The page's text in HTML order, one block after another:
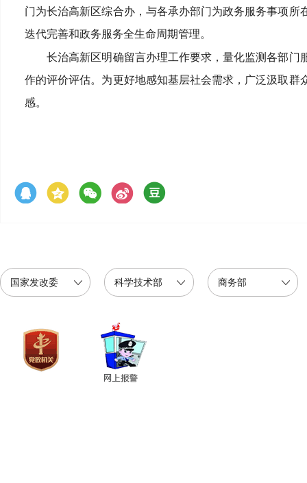
门为长治高新区综合办，与各承办部门为政务服务事项
迭代完善和政务服务全生命周期管理。
长治高新区明确留言办理工作要求，量化监测各部
作的评价评估。为更好地感知基层社会需求，广泛汲取
感。
国家发改委 科学技术部 商务部